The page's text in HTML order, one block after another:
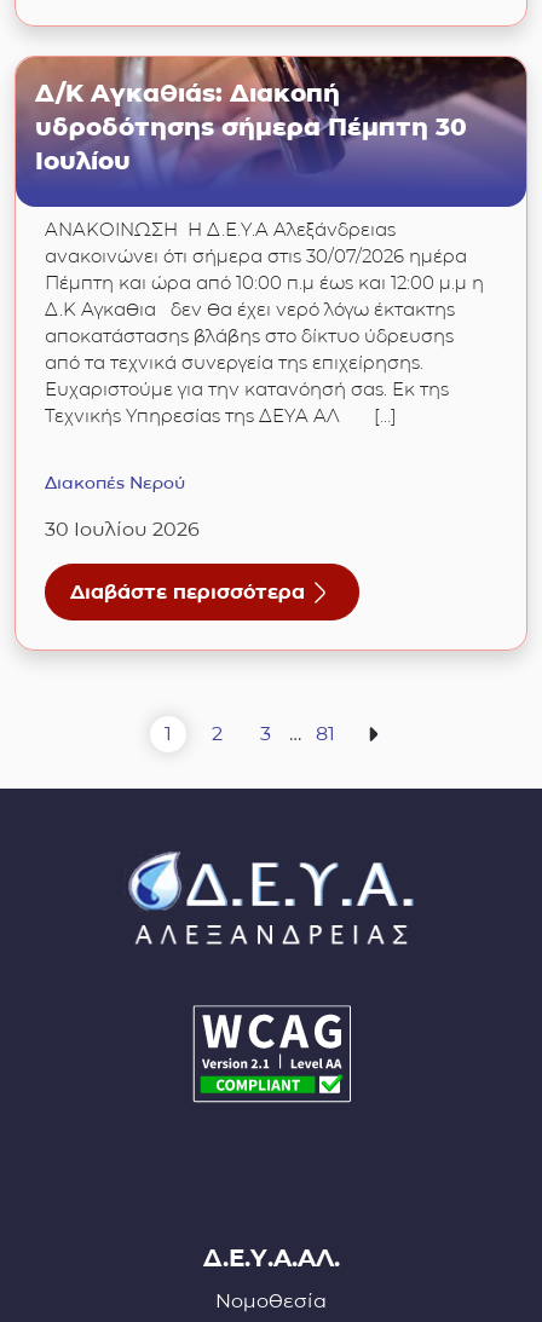
Δ/Κ Αγκαθιάς: Διακοπή
υδροδότησης σήμερα Πέμπτη 30
Ιουλίου
ΑΝΑΚΟΙΝΩΣΗ Η Δ.Ε.Υ.Α Αλεξάνδρειας
ανακοινώνει ότι σήμερα στις 30/07/2026 ημέρα
Πέμπτη και ώρα από 10:00 π.μ έως και 12:00 μ.μ η
Δ.Κ Αγκαθια δεν θα έχει νερό λόγω έκτακτης
αποκατάστασης βλάβης στο δίκτυο ύδρευσης
από τα τεχνικά συνεργεία της επιχείρησης.
Ευχαριστούμε για την κατανόησή σας. Εκ της
Τεχνικής Υπηρεσίας της ΔΕΥΑ ΑΛ […]
Διακοπές Νερού
30 Ιουλίου 2026
Διαβάστε περισσότερα
για Δ/Κ Αγκαθιάς: Διακοπή υδροδότησης
Σελίδα
1
Σελίδα
2
Σελίδα
3 …
Σελίδα
81
Επόμενη σελίδα
Δ.Ε.Υ.Α.ΑΛ.
Νομοθεσία